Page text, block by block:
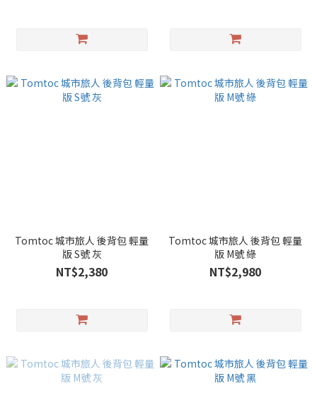
Tomtoc 城市旅人 後背包 輕量
版 S號 灰
NT$2,380
Tomtoc 城市旅人 後背包 輕量
版 M號 綠
NT$2,980